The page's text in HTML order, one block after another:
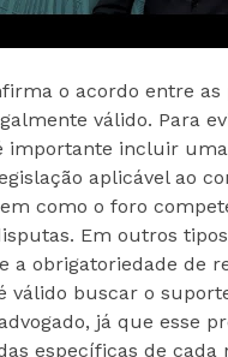
o acordo entre as
válido. Para
importante incluir
aplicável ao
como o foro
Em outros
a obrigatoriedade de
válido buscar o
já que esse
específicas de cada